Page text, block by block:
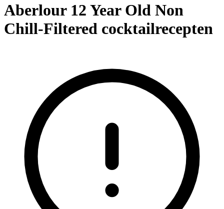
Aberlour 12 Year Old Non
Chill-Filtered cocktailrecepten